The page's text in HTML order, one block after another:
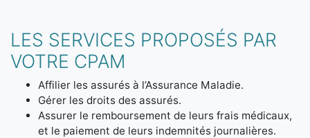
LES SERVICES PROPOSÉS PAR
VOTRE CPAM
Affilier les assurés à l’Assurance Maladie.
Gérer les droits des assurés.
Assurer le remboursement de leurs frais médicaux,
et le paiement de leurs indemnités journalières.